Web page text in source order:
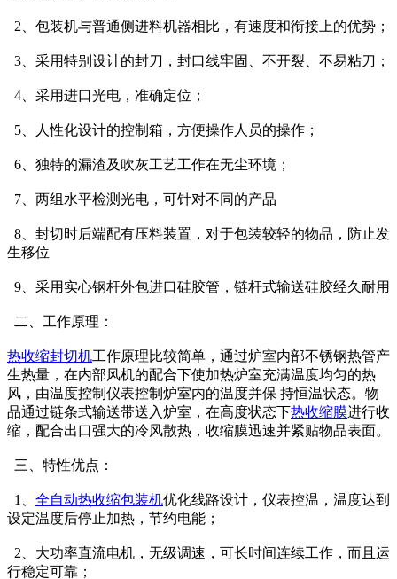
2、包装机与普通侧进料机器相比，有速度和衔接上的优势；
3、采用特别设计的封刀，封口线牢固、不开裂、不易粘刀；
4、采用进口光电，准确定位；
5、人性化设计的控制箱，方便操作人员的操作；
6、独特的漏渣及吹灰工艺工作在无尘环境；
7、两组水平检测光电，可针对不同的产品
8、封切时后端配有压料装置，对于包装较轻的物品，防止发
生移位
9、采用实心钢杆外包进口硅胶管，链杆式输送硅胶经久耐用
二、工作原理：
热收缩封切机工作原理比较简单，通过炉室内部不锈钢热管产
生热量，在内部风机的配合下使加热炉室充满温度均匀的热
风，由温度控制仪表控制炉室内的温度并保 持恒温状态。物
品通过链条式输送带送入炉室，在高度状态下热收缩膜进行收
缩，配合出口强大的冷风散热，收缩膜迅速并紧贴物品表面。
三、特性优点：
1、 全自动热收缩包装机优化线路设计，仪表控温，温度达到
设定温度后停止加热，节约电能；
2、大功率直流电机，无级调速，可长时间连续工作，而且运
行稳定可靠；